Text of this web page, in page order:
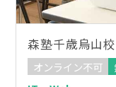
森塾千歳烏山校
オンライン不可